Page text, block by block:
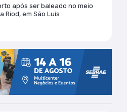
após ser baleado no meio
Riod, em São Luís